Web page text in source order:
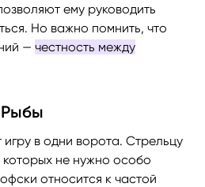
ему руководить
Но важно помнить, что
— честность между
в одни ворота. Стрельцу
не нужно особо
относится к частой